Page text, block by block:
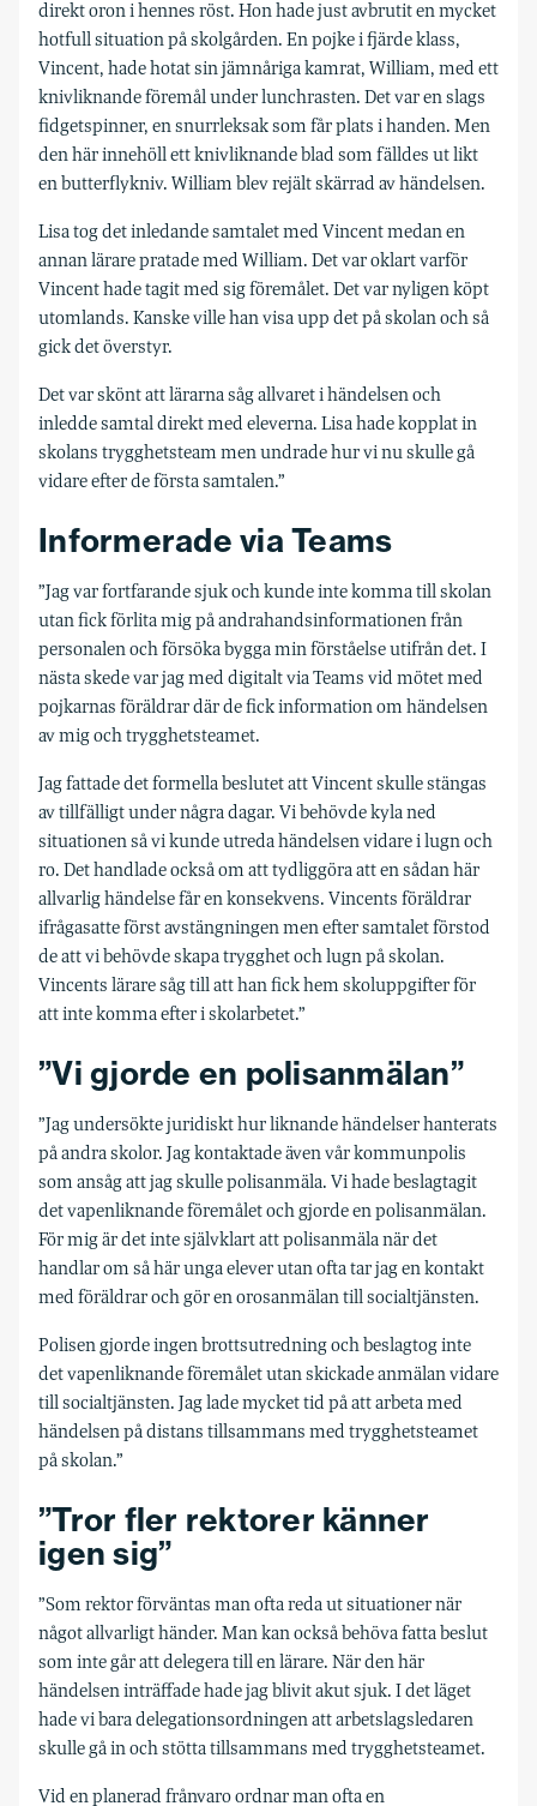
direkt oron i hennes röst. Hon hade just avbrutit en mycket
hotfull situation på skolgården. En pojke i fjärde klass,
Vincent, hade hotat sin jämnåriga kamrat, William, med ett
knivliknande föremål under lunchrasten. Det var en slags
fidgetspinner, en snurrleksak som får plats i handen. Men
den här innehöll ett knivliknande blad som fälldes ut likt
en butterflykniv. William blev rejält skärrad av händelsen.
Lisa tog det inledande samtalet med Vincent medan en
annan lärare pratade med William. Det var oklart varför
Vincent hade tagit med sig föremålet. Det var nyligen köpt
utomlands. Kanske ville han visa upp det på skolan och så
gick det överstyr.
Det var skönt att lärarna såg allvaret i händelsen och
inledde samtal direkt med eleverna. Lisa hade kopplat in
skolans trygghetsteam men undrade hur vi nu skulle gå
vidare efter de första samtalen.”
Informerade via Teams
”Jag var fortfarande sjuk och kunde inte komma till skolan
utan fick förlita mig på andrahandsinformationen från
personalen och försöka bygga min förståelse utifrån det. I
nästa skede var jag med digitalt via Teams vid mötet med
pojkarnas föräldrar där de fick information om händelsen
av mig och trygghetsteamet.
Jag fattade det formella beslutet att Vincent skulle stängas
av tillfälligt under några dagar. Vi behövde kyla ned
situationen så vi kunde utreda händelsen vidare i lugn och
ro. Det handlade också om att tydliggöra att en sådan här
allvarlig händelse får en konsekvens. Vincents föräldrar
ifråga­satte först avstängningen men efter samtalet förstod
de att vi behövde skapa trygghet och lugn på skolan.
Vincents lärare såg till att han fick hem skoluppgifter för
att inte komma efter i skolarbetet.”
”Vi gjorde en polisanmälan”
”Jag undersökte juridiskt hur liknande händelser hanterats
på andra skolor. Jag kontaktade även vår kommunpolis
som ansåg att jag skulle polisanmäla. Vi hade beslagtagit
det vapenliknande föremålet och gjorde en polisanmälan.
För mig är det inte självklart att polisanmäla när det
handlar om så här unga elever utan ofta tar jag en kontakt
med föräldrar och gör en orosanmälan till socialtjänsten.
Polisen gjorde ingen brottsutredning och beslagtog inte
det vapenliknande föremålet utan skickade anmälan vidare
till socialtjänsten. Jag lade mycket tid på att arbeta med
händelsen på distans tillsammans med trygghetsteamet
på skolan.”
”Tror fler rektorer känner
igen sig”
”Som rektor förväntas man ofta reda ut situationer när
något allvarligt händer. Man kan också behöva fatta beslut
som inte går att delegera till en lärare. När den här
händelsen inträffade hade jag blivit akut sjuk. I det läget
hade vi bara delegationsordningen att arbetslagsledaren
skulle gå in och stötta tillsammans med trygghetsteamet.
Vid en planerad frånvaro ordnar man ofta en